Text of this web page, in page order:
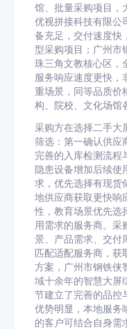
馆、批量采购项目，
优视拼接科技有限公
备充足，交付速度快
型采购项目；广州市
珠三角文教核心区，
服务响应速度更快，
重场景，同等品质价
构、院校、文化场馆
采购方在选择二手大
筛选：第一确认供应
完善的入库检测流程
隐患设备增加后续使
求，优先选择有现货
地供应商获取更快响
性，教育场景优先选
用需求的服务商。采
景、产品需求、交付
匹配适配服务商，获
方案，广州市钢铁侠
域十余年的智慧大屏
节建立了完善的品控
优势明显，本地服务
的客户可结合自身需